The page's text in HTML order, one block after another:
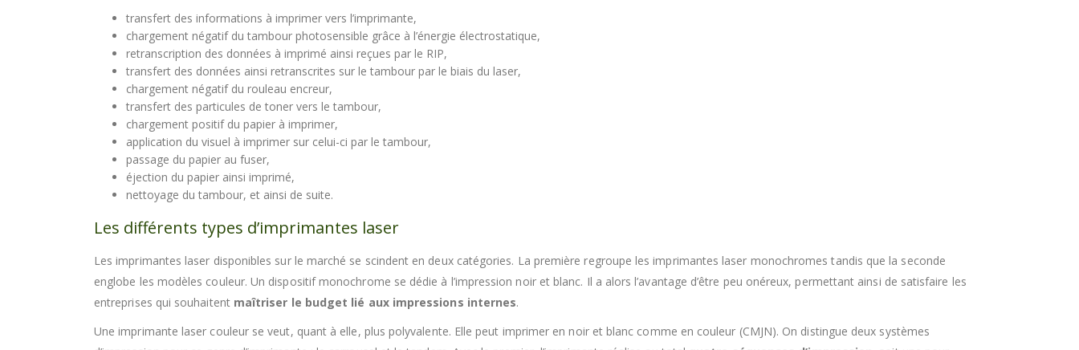
transfert des informations à imprimer vers l’imprimante,
chargement négatif du tambour photosensible grâce à l’énergie électrostatique,
retranscription des données à imprimé ainsi reçues par le RIP,
transfert des données ainsi retranscrites sur le tambour par le biais du laser,
chargement négatif du rouleau encreur,
transfert des particules de toner vers le tambour,
chargement positif du papier à imprimer,
application du visuel à imprimer sur celui-ci par le tambour,
passage du papier au fuser,
éjection du papier ainsi imprimé,
nettoyage du tambour, et ainsi de suite.
Les différents types d’imprimantes laser
Les imprimantes laser disponibles sur le marché se scindent en deux catégories. La première regroupe les imprimantes laser monochromes tandis que la seconde
englobe les modèles couleur. Un dispositif monochrome se dédie à l’impression noir et blanc. Il a alors l’avantage d’être peu onéreux, permettant ainsi de satisfaire les
entreprises qui souhaitent maîtriser le budget lié aux impressions internes.
Une imprimante laser couleur se veut, quant à elle, plus polyvalente. Elle peut imprimer en noir et blanc comme en couleur (CMJN). On distingue deux systèmes